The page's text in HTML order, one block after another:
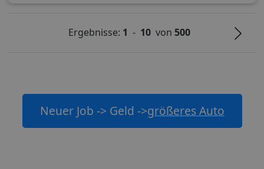
Ergebnisse: 1 - 10 von500
Neuer Job -> Geld ->größeres Auto